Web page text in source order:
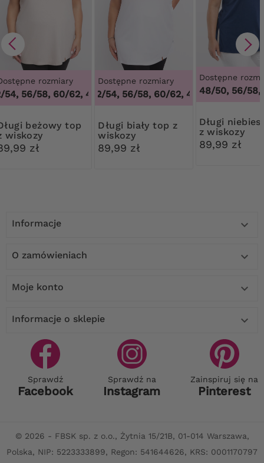
rozmiary
56/58, 60/62,48/50, 52/54, 56/58, 60/62
top
wiskozy
zł
Dostępne rozmiary
48/50, 52/54, 56/58, 60/62,48/50, 52/54, 56/
Długi biały top z
wiskozy
89,99 zł
Dostępne
48/50, 56/58,
Długi niebieski top
z wiskozy
89,99 zł
Informacje 
O zamówieniach 
Moje konto 
Informacje o sklepie 
Sprawdź
Facebook
Sprawdź na
Instagram
Zainspiruj się na
Pinterest
© 2026 - FBSK sp. z o.o., Żytnia 15/21B, 01-014 Warszawa,
Polska, NIP: 5223333899, Regon: 541644626, KRS: 0001170797